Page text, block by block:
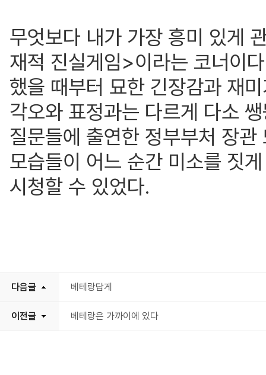
무엇보다 내가 가장 흥미 있게
재적 진실게임>이라는 코너이
했을 때부터 묘한 긴장감과 재
각오와 표정과는 다르게 다소
질문들에 출연한 정부부처 장
모습들이 어느 순간 미소를 짓
시청할 수 있었다.
다음글 베테랑답게
이전글 베테랑은 가까이에 있다